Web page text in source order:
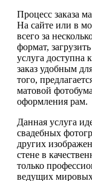
Процесс заказа
На сайте или в
всего за
формат,
услуга доступна
заказ удобным
того,
матовой
оформления рам.
Данная услуга
свадебных
других
стене в
только
ведущих мировых